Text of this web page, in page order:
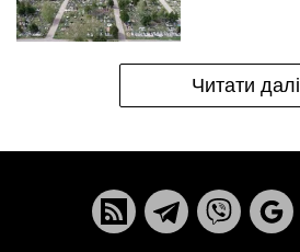
Читати далі